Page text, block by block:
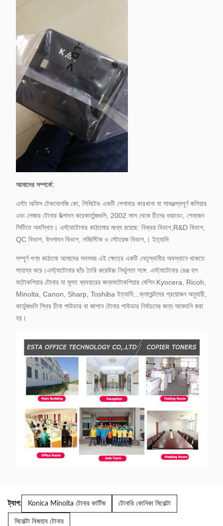
আমাদের সম্পর্কে:
এস্টা অফিস টেকনোলজি কো, লিমিটেড একটি পেশাদার কারখানা যা সামঞ্জস্যপূর্ণ কপিয়ার
এবং লেজার টোনার উত্পাদন করেকার্তুজগুলি, 2002 সাল থেকে চীনের গুয়াংডং, শেনজেন
সিটিতে অবস্থিত। এস্ট্যাটোনার কাঠামোর মধ্যে রয়েছে: বিক্রয় বিভাগ, R&D বিভাগ,
QC বিভাগ, উৎপাদন বিভাগ, লজিস্টিক ও স্টোরেজ বিভাগ,। ইত্যাদি
সম্পূর্ণ পণ্য কাঠামো আমাদের সবসময় এই ক্ষেত্রে একটি নেতৃস্থানীয় অবস্থানে থাকতে
সাহায্য করে।এস্ট্যাটোনার ছাঁচ তৈরি করেউচ্চ নির্ভুলতা সঙ্গে. এস্ট্যাটোনার রেঞ্জ হল
ফটোকপিয়ার টোনার যা মূলত ব্যবহারের জন্যফটোকপিয়ার মেশিন Kyocera, Ricoh,
Minolta, Canon, Sharp, Toshiba ইত্যাদি...ক্লায়েন্টদের প্রয়োজন অনুযায়ী,
কার্তুজগুলি স্থির চীনা পাউডার বা জাপান টোনার পাউডার নির্বাচনের জন্য আমদানি করা
হয়।
ট্যাগ: Konica Minolta টোনার কার্টিজ টোনারি কোনিকা মিনোল্টা
মিনোল্টা বিজহাব টোনার